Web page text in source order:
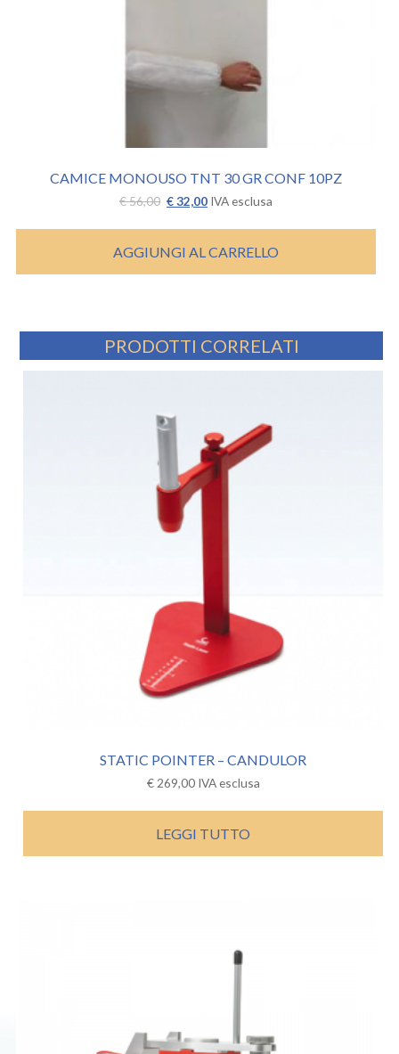
CAMICE MONOUSO TNT 30 GR CONF 10PZ
€56,00 Il
originale
era:
€ 56,00.
€32,00Il
attuale
è:
€ 32,00.
IVA esclusa
AGGIUNGI AL CARRELLO
PRODOTTI CORRELATI
STATIC POINTER – CANDULOR
€269,00 IVA esclusa
LEGGI TUTTO